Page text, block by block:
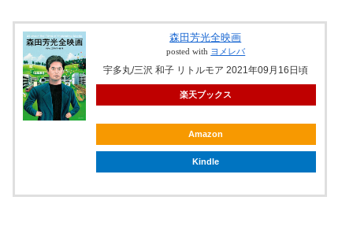
森田芳光全映画
posted with ヨメレバ
宇多丸/三沢 和子 リトルモア 2021年09月16日頃
楽天ブックス
Amazon
Kindle